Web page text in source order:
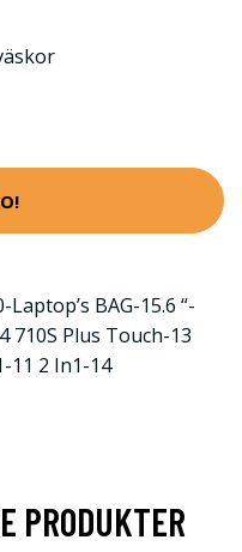
BAG-15.6 “-
710S Plus Touch-13
11 2 In1-14
PRODUKTER